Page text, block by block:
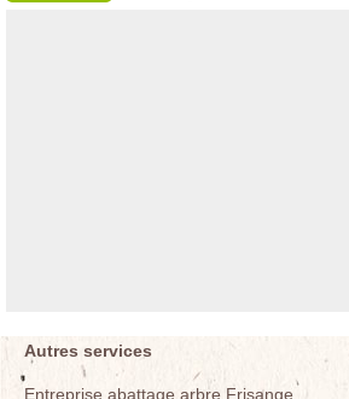
Autres services
Entreprise abattage arbre Frisange